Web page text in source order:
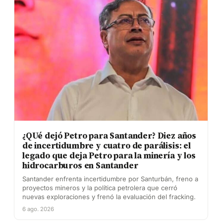
¿QUé dejó Petro para Santander? Diez años
de incertidumbre y cuatro de parálisis: el
legado que deja Petro para la minería y los
hidrocarburos en Santander
Santander enfrenta incertidumbre por Santurbán, freno a
proyectos mineros y la política petrolera que cerró
nuevas exploraciones y frenó la evaluación del fracking.
6 ago. 2026